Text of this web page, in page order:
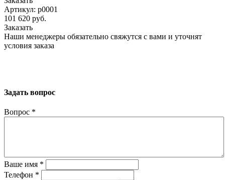
Артикул: p0001
101 620 руб.
Заказать
Наши менеджеры обязательно свяжутся с вами и уточнят
условия заказа
Задать вопрос
Вопрос *
Ваше имя *
Телефон *